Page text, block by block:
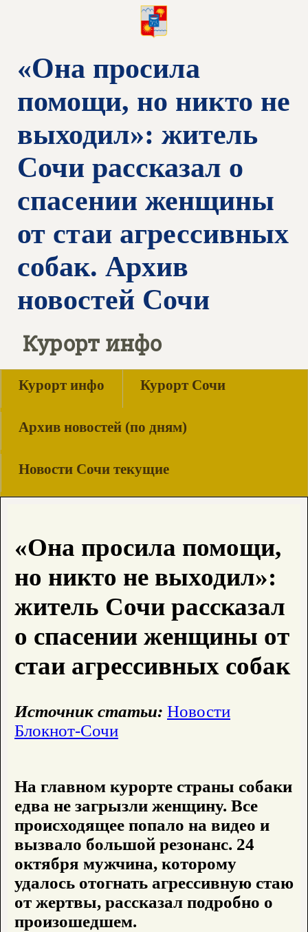
«Она просила
помощи, но никто не
выходил»: житель
Сочи рассказал о
спасении женщины
от стаи агрессивных
собак. Архив
новостей Сочи
Курорт инфо
Курорт инфо Курорт Сочи
Архив новостей (по дням)
Новости Сочи текущие
«Она просила помощи,
но никто не выходил»:
житель Сочи рассказал
о спасении женщины от
стаи агрессивных собак
Источник статьи: Новости
Блокнот-Сочи
На главном курорте страны собаки
едва не загрызли женщину. Все
происходящее попало на видео и
вызвало большой резонанс. 24
октября мужчина, которому
удалось отогнать агрессивную стаю
от жертвы, рассказал подробно о
произошедшем.